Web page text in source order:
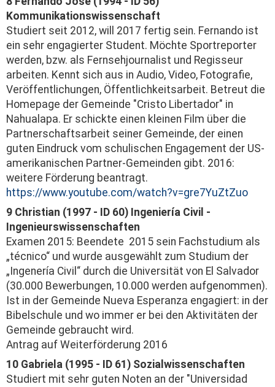
Kommunikationswissenschaft
Studiert seit 2012, will 2017 fertig sein. Fernando ist
ein sehr engagierter Student. Möchte Sportreporter
werden, bzw. als Fernsehjournalist und Regisseur
arbeiten. Kennt sich aus in Audio, Video, Fotografie,
Veröffentlichungen, Öffentlichkeitsarbeit. Betreut die
Homepage der Gemeinde "Cristo Libertador" in
Nahualapa. Er schickte einen kleinen Film über die
Partnerschaftsarbeit seiner Gemeinde, der einen
guten Eindruck vom schulischen Engagement der US-
amerikanischen Partner-Gemeinden gibt. 2016:
weitere Förderung beantragt.
https://www.youtube.com/watch?v=gre7YuZtZuo
9 Christian (1997 - ID 60) Ingeniería Civil -
Ingenieurswissenschaften
Examen 2015: Beendete 2015 sein Fachstudium als
„técnico“ und wurde ausgewählt zum Studium der
„Ingenería Civil“ durch die Universität von El Salvador
(30.000 Bewerbungen, 10.000 werden aufgenommen).
Ist in der Gemeinde Nueva Esperanza engagiert: in der
Bibelschule und wo immer er bei den Aktivitäten der
Gemeinde gebraucht wird.
Antrag auf Weiterförderung 2016
10 Gabriela (1995 - ID 61) Sozialwissenschaften
Studiert mit sehr guten Noten an der "Universidad